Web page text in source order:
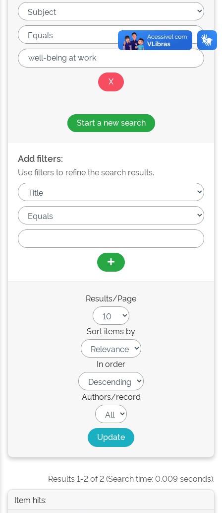
Start a new search
Add filters:
Use filters to refine the search results.
Results/Page
Sort items by
In order
Authors/record
Results 1-2 of 2 (Search time: 0.009 seconds).
Item hits: